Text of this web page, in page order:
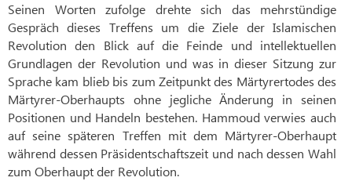
Seinen Worten zufolge drehte sich das mehrstündige
Gespräch dieses Treffens um die Ziele der Islamischen
Revolution den Blick auf die Feinde und intellektuellen
Grundlagen der Revolution und was in dieser Sitzung zur
Sprache kam blieb bis zum Zeitpunkt des Märtyrertodes des
Märtyrer-Oberhaupts ohne jegliche Änderung in seinen
Positionen und Handeln bestehen. Hammoud verwies auch
auf seine späteren Treffen mit dem Märtyrer-Oberhaupt
während dessen Präsidentschaftszeit und nach dessen Wahl
zum Oberhaupt der Revolution.